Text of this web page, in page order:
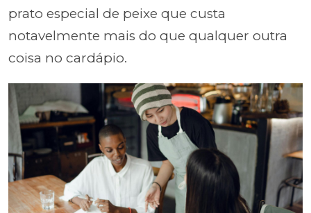
prato especial de peixe que custa
notavelmente mais do que qualquer outra
coisa no cardápio.